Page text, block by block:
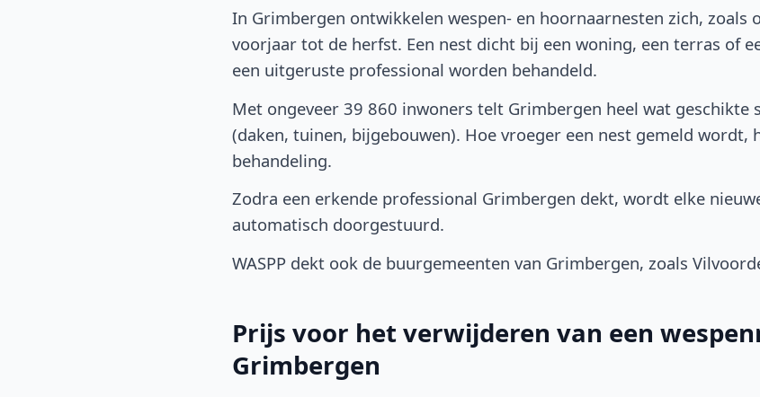
In Grimbergen ontwikkelen wespen- en hoornaarnesten zich, zoals
voorjaar tot de herfst. Een nest dicht bij een woning, een terras of
een uitgeruste professional worden behandeld.
Met ongeveer 39 860 inwoners telt Grimbergen heel wat geschikte
(daken, tuinen, bijgebouwen). Hoe vroeger een nest gemeld wordt,
behandeling.
Zodra een erkende professional Grimbergen dekt, wordt elke
automatisch doorgestuurd.
WASPP dekt ook de buurgemeenten van Grimbergen, zoals
Prijs voor het verwijderen van een
Grimbergen